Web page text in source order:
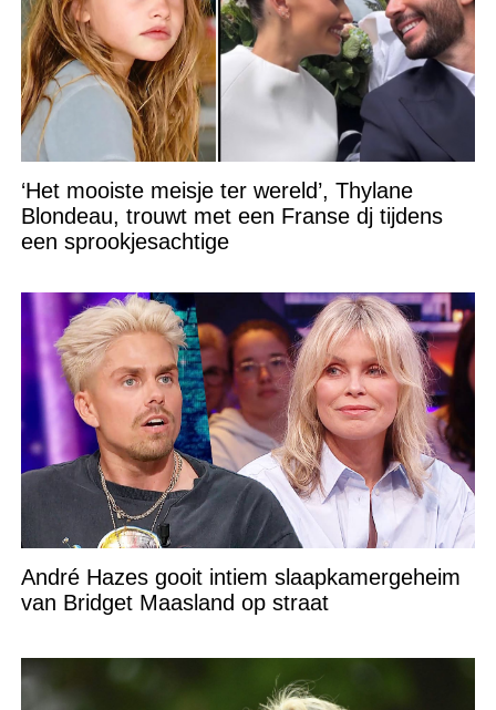
‘Het mooiste meisje ter wereld’, Thylane
Blondeau, trouwt met een Franse dj tijdens
een sprookjesachtige
André Hazes gooit intiem slaapkamergeheim
van Bridget Maasland op straat